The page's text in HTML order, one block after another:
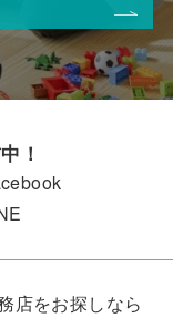
！
店をお探しなら